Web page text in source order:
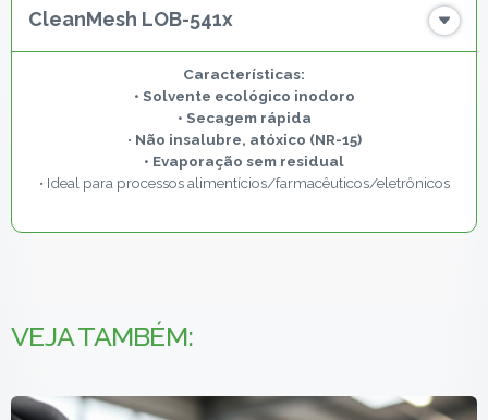
CleanMesh LOB-541x
• Solvente ecológico inodoro
• Secagem rápida
• Não insalubre, atóxico (NR-15)
• Evaporação sem residual
• Ideal para processos alimentícios/farmacêuticos/eletrônicos
VEJA TAMBÉM: